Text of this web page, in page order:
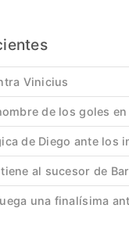
Vinicius
de los goles
de Diego ante los
al sucesor de
una finalísima